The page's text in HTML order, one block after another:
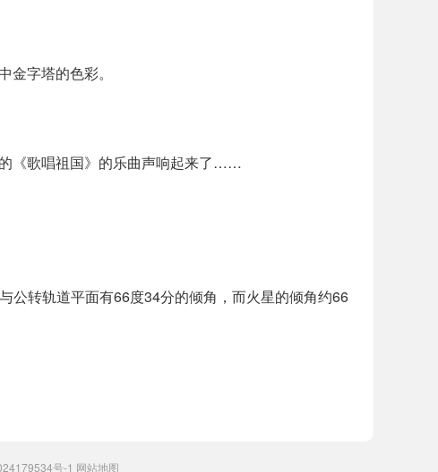
字塔的色彩。
《歌唱祖国》的乐曲声响起来了……
公转轨道平面有66度34分的倾角，而火星的倾角约66
号-1 网站地图